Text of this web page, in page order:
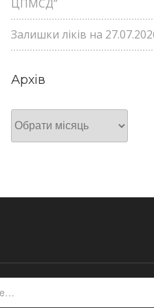
ЦПМСД”
Залишки ліків на
Архів
Архів